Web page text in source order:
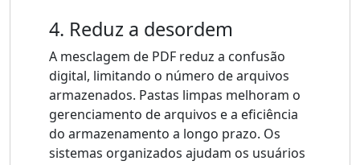
4. Reduz a desordem
A mesclagem de PDF reduz a confusão
digital, limitando o número de arquivos
armazenados. Pastas limpas melhoram o
gerenciamento de arquivos e a eficiência
do armazenamento a longo prazo. Os
sistemas organizados ajudam os usuários